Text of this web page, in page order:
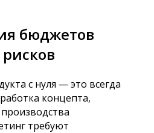
бюджетов
с нуля — это всегда
концепта,
требуют